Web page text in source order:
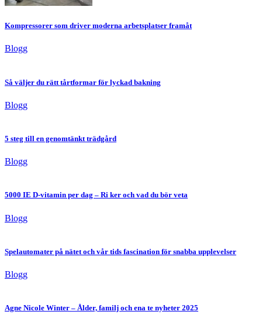
Kompressorer som driver moderna arbetsplatser framåt
Blogg
Så väljer du rätt tårtformar för lyckad bakning
Blogg
5 steg till en genomtänkt trädgård
Blogg
5000 IE D-vitamin per dag – Ri ker och vad du bör veta
Blogg
Spelautomater på nätet och vår tids fascination för snabba upplevelser
Blogg
Agne Nicole Winter – Ålder, familj och ena te nyheter 2025